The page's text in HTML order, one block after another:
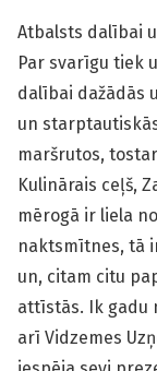
Atbalsts dalībai
Par svarīgu tiek
dalībai dažādās
un
maršrutos,
Kulinārais ceļš,
mērogā ir liela
naktsmītnes, tā
un, citam citu
attīstās. Ik gadu
arī Vidzemes